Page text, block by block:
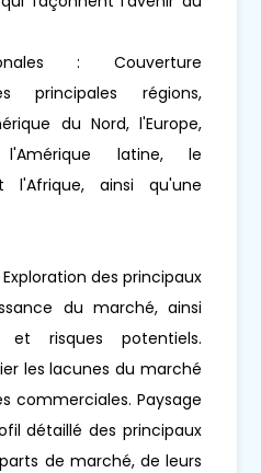
: Couverture
principales régions,
du Nord, l'Europe,
l'Amérique latine, le
l'Afrique, ainsi qu'une
des principaux
du marché, ainsi
risques potentiels.
les lacunes du marché
commerciales. Paysage
détaillé des principaux
de marché, de leurs